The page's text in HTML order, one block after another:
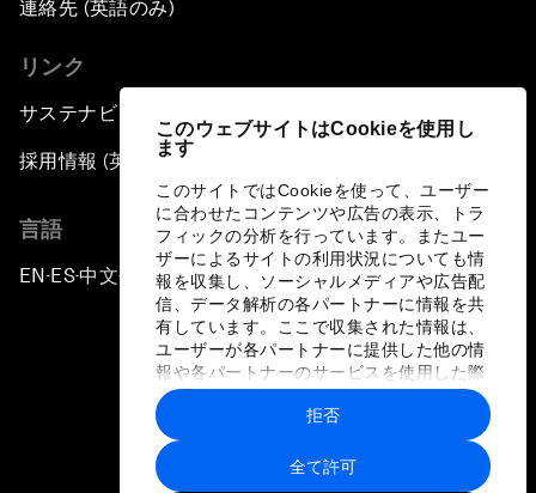
このウェブサイトはCookieを使用し
ます
このサイトではCookieを使って、ユーザー
に合わせたコンテンツや広告の表示、トラ
フィックの分析を行っています。またユー
ザーによるサイトの利用状況についても情
報を収集し、ソーシャルメディアや広告配
信、データ解析の各パートナーに情報を共
有しています。ここで収集された情報は、
ユーザーが各パートナーに提供した他の情
報や各パートナーのサービスを使用した際
に収集された情報と組み合わされ、各パー
トナーによって使用されることがありま
す。
全て許可
拒否
連絡先 (英語のみ)
リンク
サステナビリティへの取り組み
採用情報 (英語のみ)
言語
EN ▪ES▪中文▪ 日本語
プライバシーポリシーと利用規約
サイトマップ